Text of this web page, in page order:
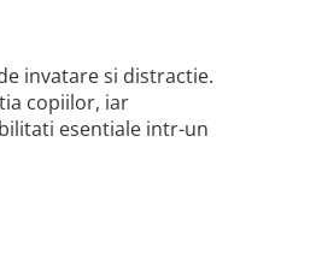
invatare si distractie.
copiilor, iar
esentiale intr-un